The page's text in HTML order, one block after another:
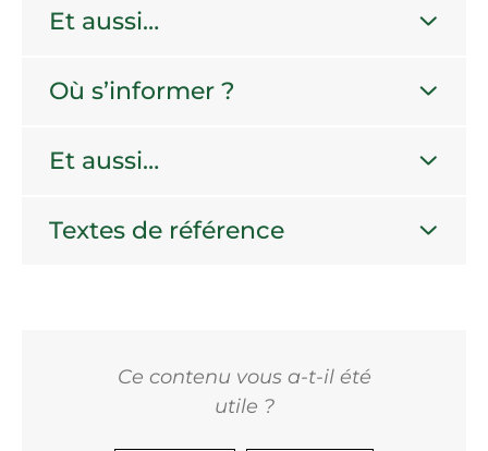
Et aussi…
Où s’informer ?
Et aussi…
Textes de référence
Ce contenu vous a-t-il été
utile ?